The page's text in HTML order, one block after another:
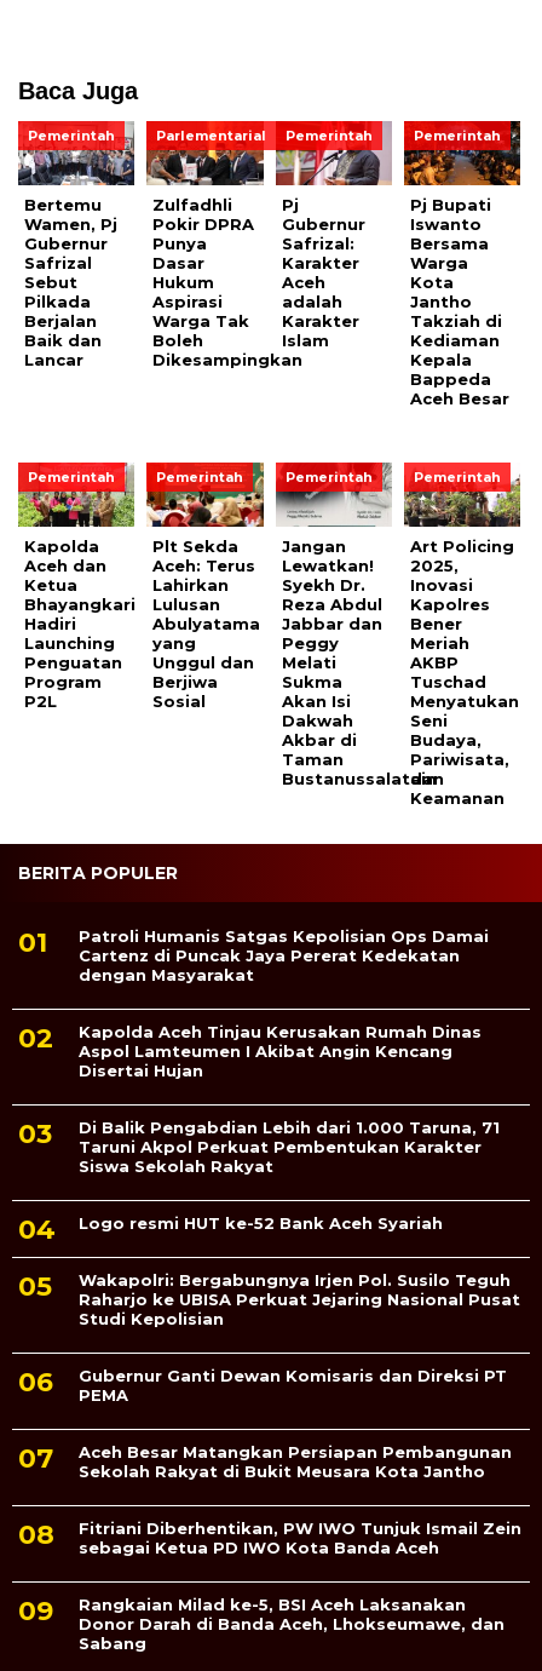
Baca Juga
Pemerintah
Bertemu
Wamen, Pj
Gubernur
Safrizal
Sebut
Pilkada
Berjalan
Baik dan
Lancar
Parlementarial
Zulfadhli
Pokir DPRA
Punya
Dasar
Hukum
Aspirasi
Warga Tak
Boleh
Dikesampingkan
Pemerintah
Pj
Gubernur
Safrizal:
Karakter
Aceh
adalah
Karakter
Islam
Pemerintah
Pj Bupati
Iswanto
Bersama
Warga
Kota
Jantho
Takziah di
Kediaman
Kepala
Bappeda
Aceh Besar
Pemerintah
Kapolda
Aceh dan
Ketua
Bhayangkari
Hadiri
Launching
Penguatan
Program
P2L
Pemerintah
Plt Sekda
Aceh: Terus
Lahirkan
Lulusan
Abulyatama
yang
Unggul dan
Berjiwa
Sosial
Pemerintah
Jangan
Lewatkan!
Syekh Dr.
Reza Abdul
Jabbar dan
Peggy
Melati
Sukma
Akan Isi
Dakwah
Akbar di
Taman
Bustanussalatain
Pemerintah
Art Policing
2025,
Inovasi
Kapolres
Bener
Meriah
AKBP
Tuschad
Menyatukan
Seni
Budaya,
Pariwisata,
dan
Keamanan
BERITA POPULER
Patroli Humanis Satgas Kepolisian Ops Damai
Cartenz di Puncak Jaya Pererat Kedekatan
dengan Masyarakat
Kapolda Aceh Tinjau Kerusakan Rumah Dinas
Aspol Lamteumen I Akibat Angin Kencang
Disertai Hujan
Di Balik Pengabdian Lebih dari 1.000 Taruna, 71
Taruni Akpol Perkuat Pembentukan Karakter
Siswa Sekolah Rakyat
Logo resmi HUT ke-52 Bank Aceh Syariah
Wakapolri: Bergabungnya Irjen Pol. Susilo Teguh
Raharjo ke UBISA Perkuat Jejaring Nasional Pusat
Studi Kepolisian
Gubernur Ganti Dewan Komisaris dan Direksi PT
PEMA
Aceh Besar Matangkan Persiapan Pembangunan
Sekolah Rakyat di Bukit Meusara Kota Jantho
Fitriani Diberhentikan, PW IWO Tunjuk Ismail Zein
sebagai Ketua PD IWO Kota Banda Aceh
Rangkaian Milad ke-5, BSI Aceh Laksanakan
Donor Darah di Banda Aceh, Lhokseumawe, dan
Sabang